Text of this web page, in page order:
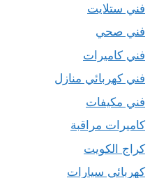
فني ستلايت
فني صحي
فني كاميرات
فني كهربائي منازل
فني مكيفات
كاميرات مراقبة
كراج الكويت
كهربائي سيارات